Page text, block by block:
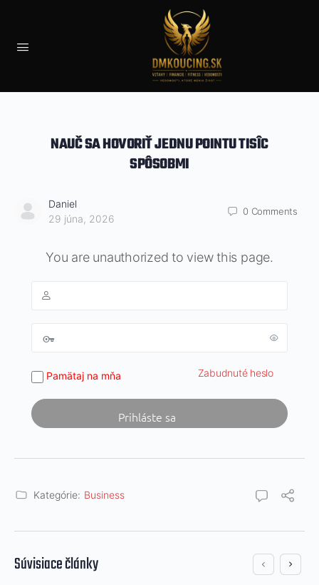
NAUČ SA HOVORIŤ JEDNU POINTU TISÎC
SPÔSOBMI
Daniel
29 júna, 2026
0 Comments
You are unauthorized to view this page.
Pamätaj na mňa Zabudnuté heslo
Kategórie: Business
Súvisiace články